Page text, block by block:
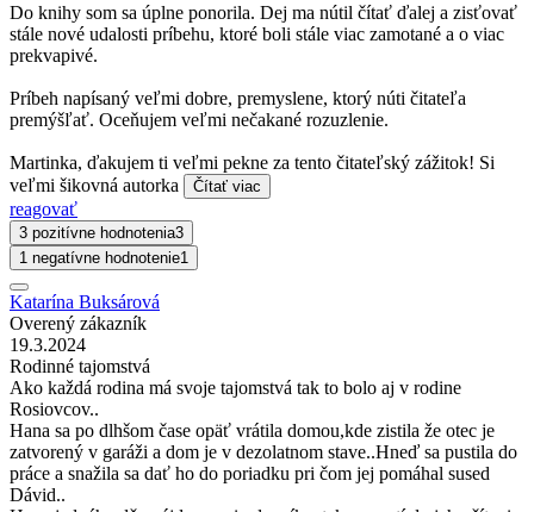
Do knihy som sa úplne ponorila. Dej ma nútil čítať ďalej a zisťovať
stále nové udalosti príbehu, ktoré boli stále viac zamotané a o viac
prekvapivé.
Príbeh napísaný veľmi dobre, premyslene, ktorý núti čitateľa
premýšľať. Oceňujem veľmi nečakané rozuzlenie.
Martinka, ďakujem ti veľmi pekne za tento čitateľský zážitok! Si
veľmi šikovná autorka
Čítať viac
reagovať
3 pozitívne hodnotenia3
1 negatívne hodnotenie1
Katarína Buksárová
Overený zákazník
19.3.2024
Rodinné tajomstvá
Ako každá rodina má svoje tajomstvá tak to bolo aj v rodine
Rosiovcov..
Hana sa po dlhšom čase opäť vrátila domou,kde zistila že otec je
zatvorený v garáži a dom je v dezolatnom stave..Hneď sa pustila do
práce a snažila sa dať ho do poriadku pri čom jej pomáhal sused
Dávid..